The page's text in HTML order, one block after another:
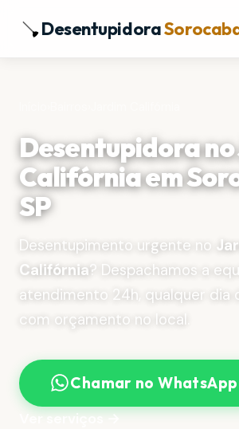
Desentupidora
Desentupidora
Califórnia em
SP
Desentupimento urgente no
Califórnia? Despachamos a
atendimento 24h, qualquer dia
com orçamento no local.
Chamar no WhatsApp
Ver serviços →